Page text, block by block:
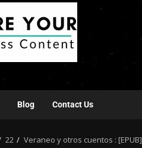
Blog Contact Us
22 Veraneo y otros cuentos : [EPUB]